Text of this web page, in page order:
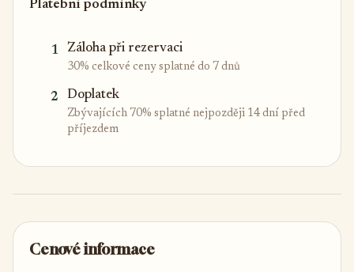
Platební podmínky
1 Záloha při rezervaci
30% celkové ceny splatné do 7 dnů
2 Doplatek
Zbývajících 70% splatné nejpozději 14 dní před
příjezdem
Cenové informace